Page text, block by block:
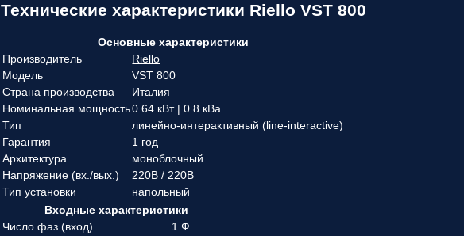
Технические характеристики Riello VST 800
Основные характеристики
Производитель
Riello
Модель
VST 800
Страна производства
Италия
Номинальная мощность0.64 кВт | 0.8 кВа
Тип
линейно-интерактивный (line-interactive)
Гарантия
1 год
Архитектура
моноблочный
Напряжение (вx./вых.)
220В / 220В
Тип установки
напольный
Входные характеристики
Число фаз (вход)
1 Ф